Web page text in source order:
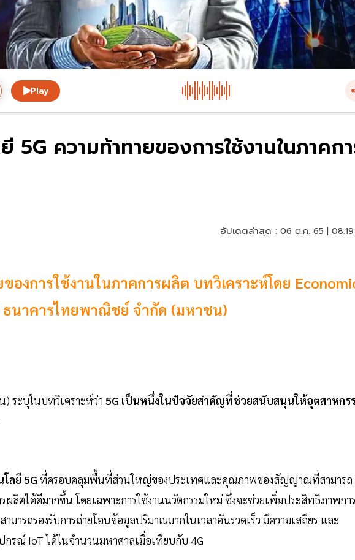
Play
5G ความท้าทายของการใช้งานในภาคก
อัปเดตล่าสุด : 06 ต.ค. 65 |
องการใช้งานในภาคการผลิต บทวิเคราะห์โดย
ธนาคารไทยพาณิชย์ จำกัด (มหาชน)
) ระบุในบทวิเคราะห์ว่า 5G เป็นหนึ่งในปัจจัยสำคัญที่ช่วยสนับสนุนให้อุตสาหกร
โลยี 5G ที่ครอบคลุมพื้นที่ส่วนใหญ่ของประเทศและคุณภาพของสัญญาณที่สามารถ
ผลิตได้ดีมากขึ้น โดยเฉพาะการใช้งานนวัตกรรมใหม่ ซึ่งจะช่วยเพิ่มประสิทธิภาพการ
มารถรองรับการถ่ายโอนข้อมูลปริมาณมากในเวลาอันรวดเร็ว มีความเสถียร และ
กรณ์ IoT ได้ในจำนวนมหาศาลเมื่อเทียบกับ 4G